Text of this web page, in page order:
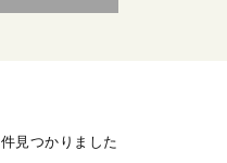
件見つかりました